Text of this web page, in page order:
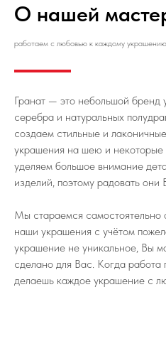
О нашей
работаем с любовью к каждому
Гранат — это небольшой бренд
серебра и натуральных
создаем стильные и
украшения на шею и
уделяем большое внимание
изделий, поэтому радовать они
Мы стараемся
наши украшения с учётом
украшение не уникальное, Вы
сделано для Вас. Когда работа
делаешь каждое украшение с